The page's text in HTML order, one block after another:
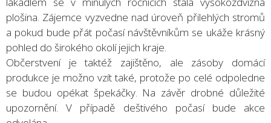
plošina. Zájemce vyzvedne nad úroveň přilehlých stromů
a pokud bude přát počasí návštěvníkům se ukáže krásný
pohled do širokého okolí jejich kraje.
Občerstvení je taktéž zajištěno, ale zásoby domácí
produkce je možno vzít také, protože po celé odpoledne
se budou opékat špekáčky. Na závěr drobné důležité
upozornění. V případě deštivého počasí bude akce